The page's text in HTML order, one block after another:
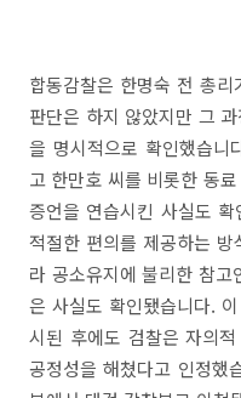
합동감찰은 한명숙 전 총
판단은 하지 않았지만 그
을 명시적으로 확인했습니
고 한만호 씨를 비롯한 동
증언을 연습시킨 사실도
적절한 편의를 제공하는
라 공소유지에 불리한 참
은 사실도 확인됐습니다.
시된 후에도 검찰은 자의
공정성을 해쳤다고 인정했